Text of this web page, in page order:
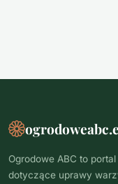
Ogrodowe ABC to
dotyczące uprawy